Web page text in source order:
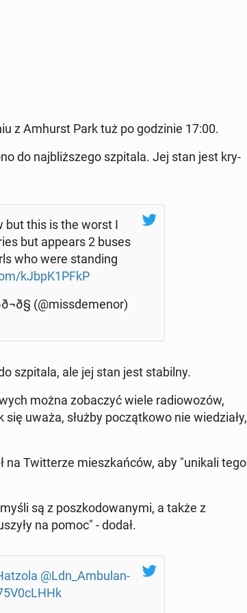
z Amhurst Park tuż po go­dzi­nie 17:00.
do naj­bliż­sze­go szpi­ta­la. Jej stan jest kry­
but this is the worst I
but appears 2 buses
who were stan­ding
kJbpK1PFkP
(@miss­de­me­nor)
szpi­ta­la, ale jej stan jest sta­bil­ny.
można zo­ba­czyć wiele ra­dio­wo­zów,
uważa, służby po­cząt­ko­wo nie wie­dzia­ły,
na Twit­te­rze miesz­kań­ców, aby "unikali tego
są z po­szko­do­wa­ny­mi, a także z
na pomoc" - dodał.
@Ldn_Am­bu­lan­